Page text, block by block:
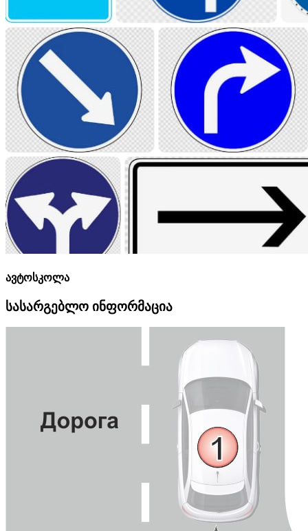
ავტოსკოლა
სასარგებლო ინფორმაცია